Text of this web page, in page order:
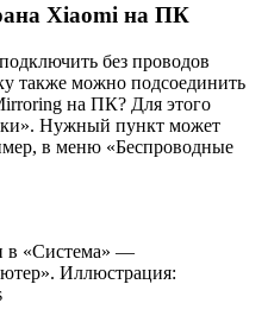
Xiaomi на ПК
без проводов
также можно подсоединить
на ПК? Для этого
Нужный пункт может
в меню «Беспроводные
в «Система» —
Иллюстрация: